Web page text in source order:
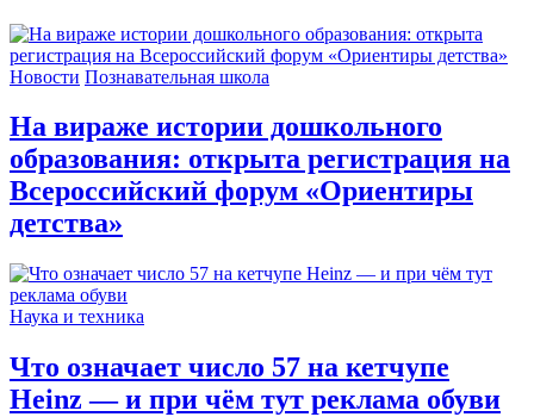
Новости Познавательная школа
На вираже истории дошкольного
образования: открыта регистрация на
Всероссийский форум «Ориентиры
детства»
Наука и техника
Что означает число 57 на кетчупе
Heinz — и при чём тут реклама обуви